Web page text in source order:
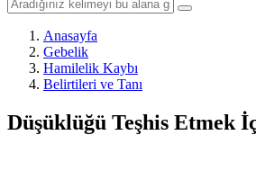
Anasayfa
Gebelik
Hamilelik Kaybı
Belirtileri ve Tanı
Düşüklüğü Teşhis Etmek